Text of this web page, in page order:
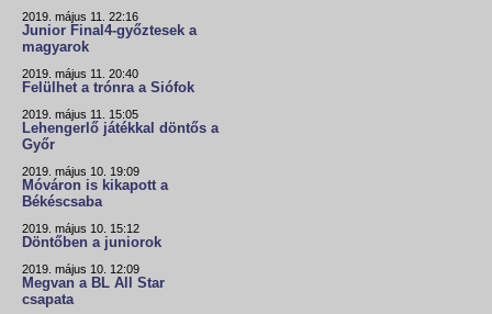
2019. május 11. 22:16
Junior Final4-győztesek a
magyarok
2019. május 11. 20:40
Felülhet a trónra a Siófok
2019. május 11. 15:05
Lehengerlő játékkal döntős a
Győr
2019. május 10. 19:09
Móváron is kikapott a
Békéscsaba
2019. május 10. 15:12
Döntőben a juniorok
2019. május 10. 12:09
Megvan a BL All Star
csapata